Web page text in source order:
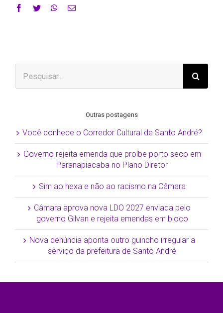
Facebook
TwitterWhatsApp
E-
resultados
para:
Outras postagens
Você conhece o Corredor Cultural de Santo André?
Governo rejeita emenda que proíbe porto seco em
Paranapiacaba no Plano Diretor
Sim ao hexa e não ao racismo na Câmara
Câmara aprova nova LDO 2027 enviada pelo
governo Gilvan e rejeita emendas em bloco
Nova denúncia aponta outro guincho irregular a
serviço da prefeitura de Santo André